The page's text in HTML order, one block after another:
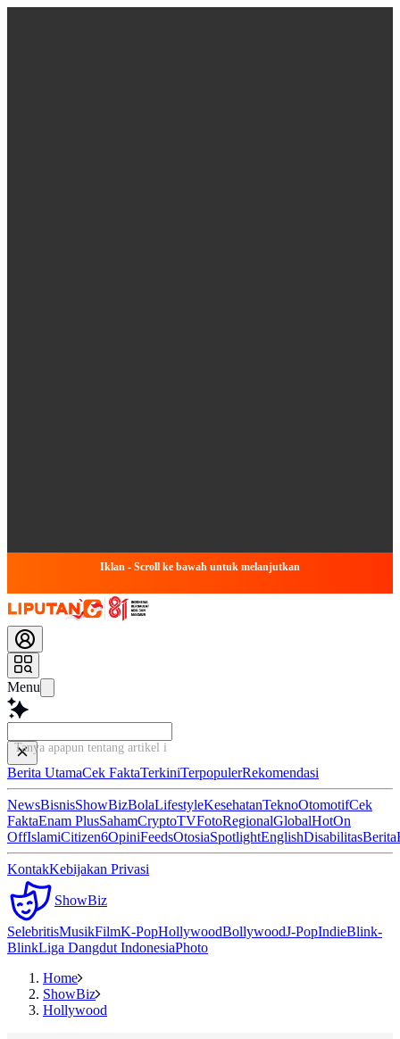
Iklan - Scroll ke bawah untuk melanjutkan
Menu
Tanya apapun tentang artikel ini...
Berita UtamaCek FaktaTerkiniTerpopulerRekomendasi
NewsBisnisShowBizBolaLifestyleKesehatanTeknoOtomotifCek
FaktaEnam PlusSahamCryptoTVFotoRegionalGlobalHotOn
OffIslamiCitizen6OpiniFeedsOtosiaSpotlightEnglishDisabilitasBerita
KontakKebijakan Privasi
ShowBiz
SelebritisMusikFilmK-PopHollywoodBollywoodJ-PopIndieBlink-
BlinkLiga Dangdut IndonesiaPhoto
Home
ShowBiz
Hollywood